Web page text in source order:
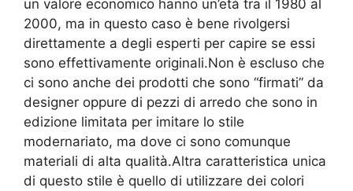
un valore economico hanno un’età tra il 1980 al
2000, ma in questo caso è bene rivolgersi
direttamente a degli esperti per capire se essi
sono effettivamente originali.Non è escluso che
ci sono anche dei prodotti che sono “firmati” da
designer oppure di pezzi di arredo che sono in
edizione limitata per imitare lo stile
modernariato, ma dove ci sono comunque
materiali di alta qualità.Altra caratteristica unica
di questo stile è quello di utilizzare dei colori